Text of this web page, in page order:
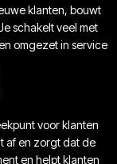
klanten, bouwt
schakelt veel met
omgezet in service
voor klanten
af en zorgt dat de
en helpt klanten